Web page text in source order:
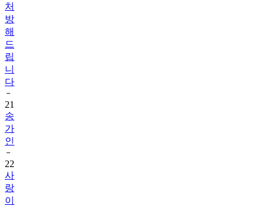
처
방
해
드
립
니
다
21
송
가
인
22
사
랑
이